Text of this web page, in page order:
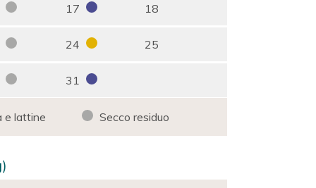
17 18
24 25
31
e lattine Secco residuo